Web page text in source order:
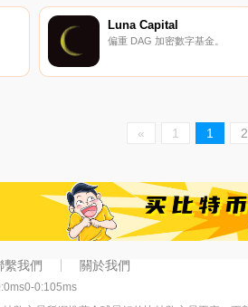
Luna Capital
偏重 DAG 加密數字基金。
« 1 1 2
繫我們 關於我們
0:105ms